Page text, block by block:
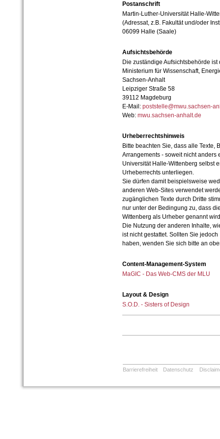
Postanschrift
Martin-Luther-Universität Halle-
(Adressat, z.B. Fakultät und/oder
06099 Halle (Saale)
Aufsichtsbehörde
Die zuständige Aufsichtsbehörde ist
Ministerium für Wissenschaft,
Sachsen-Anhalt
Leipziger Straße 58
39112 Magdeburg
E-Mail: poststelle@mwu.sachsen-
Web: mwu.sachsen-anhalt.de
Urheberrechtshinweis
Bitte beachten Sie, dass alle Texte,
Arrangements - soweit nicht anders
Universität Halle-Wittenberg selbst
Urheberrechts unterliegen.
Sie dürfen damit beispielsweise
anderen Web-Sites verwendet
zugänglichen Texte durch Dritte
nur unter der Bedingung zu, dass
Wittenberg als Urheber genannt
Die Nutzung der anderen Inhalte,
ist nicht gestattet. Sollten Sie
haben, wenden Sie sich bitte an
Content-Management-System
MaGIC - Das Web-CMS der MLU
Layout & Design
S.O.D. - Sisters of Design
Barrierefreiheit Datenschutz